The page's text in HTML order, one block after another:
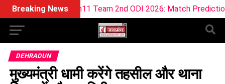
Breaking News
AFG Dream11 Team 2nd ODI 2026: Match Prediction, Pitch
DEHRADUN
मुख्यमंत्री धामी करेंगे तहसील और थाना